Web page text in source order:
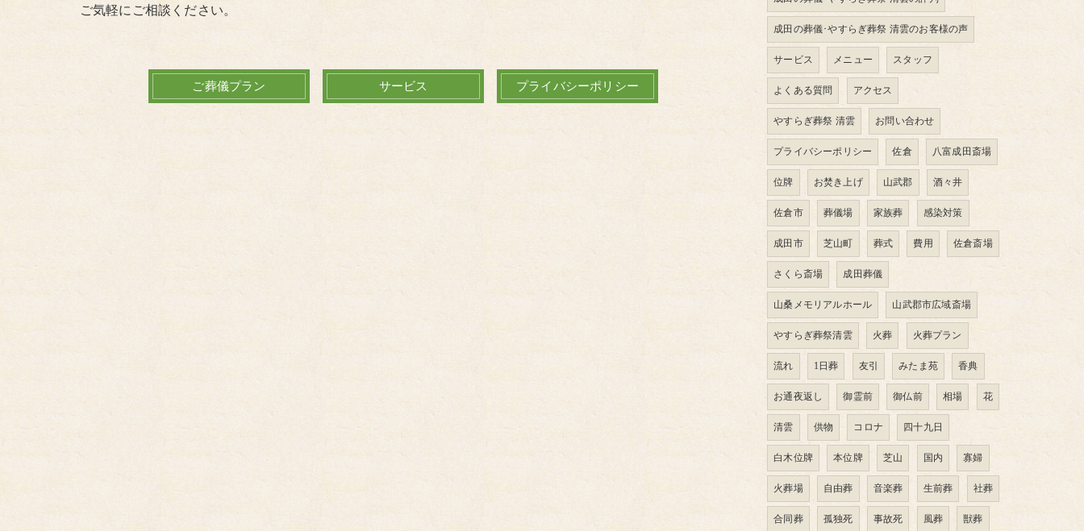
ご気軽にご相談ください。
ご葬儀プラン サービス プライバシーポリシー
成田の葬儀･やすらぎ葬祭 清雲のお客様の声
サービス メニュー スタッフ
よくある質問 アクセス
やすらぎ葬祭 清雲 お問い合わせ
プライバシーポリシー 佐倉 八富成田斎場
位牌 お焚き上げ 山武郡 酒々井
佐倉市 葬儀場 家族葬 感染対策
成田市 芝山町 葬式 費用 佐倉斎場
さくら斎場 成田葬儀
山桑メモリアルホール 山武郡市広域斎場
やすらぎ葬祭清雲 火葬 火葬プラン
流れ 1日葬 友引 みたま苑 香典
お通夜返し 御霊前 御仏前 相場 花
清雲 供物 コロナ 四十九日
白木位牌 本位牌 芝山 国内 寡婦
火葬場 自由葬 音楽葬 生前葬 社葬
合同葬 孤独死 事故死 風葬 獣葬